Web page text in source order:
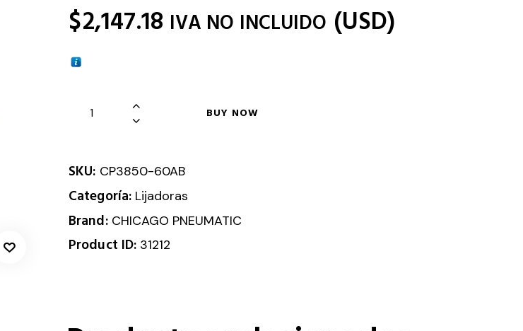
$2,147.18 IVA NO INCLUIDO (USD)
BUY NOW
SKU: CP3850-60AB
Categoría: Lijadoras
Brand: CHICAGO PNEUMATIC
Product ID: 31212